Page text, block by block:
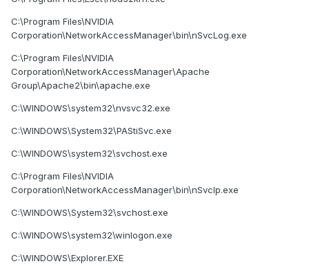
C:\Program Files\NVIDIA
Corporation\NetworkAccessManager\bin\nSvcLog.exe
C:\Program Files\NVIDIA
Corporation\NetworkAccessManager\Apache
Group\Apache2\bin\apache.exe
C:\WINDOWS\system32\nvsvc32.exe
C:\WINDOWS\System32\PAStiSvc.exe
C:\WINDOWS\system32\svchost.exe
C:\Program Files\NVIDIA
Corporation\NetworkAccessManager\bin\nSvcIp.exe
C:\WINDOWS\System32\svchost.exe
C:\WINDOWS\system32\winlogon.exe
C:\WINDOWS\Explorer.EXE